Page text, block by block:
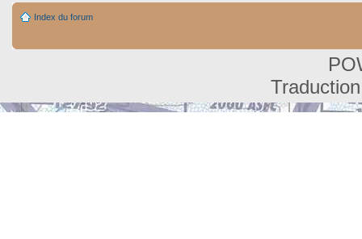
Index du forum